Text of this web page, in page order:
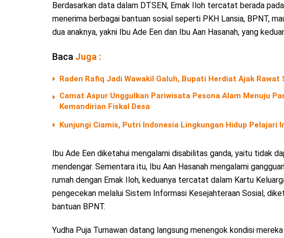
Berdasarkan data dalam DTSEN, Emak Iloh tercatat berada
menerima berbagai bantuan sosial seperti PKH Lansia, BPNT,
dua anaknya, yakni Ibu Ade Een dan Ibu Aan Hasanah, yang
Baca Juga :
Raden Rafiq Jadi Wawakil Galuh, Bupati Herdiat Ajak Rawat
Camat Aspur Unggulkan Pariwisata Pesona Alam Menuju
Kemandirian Fiskal Desa
Kunjungi Ciamis, Putri Indonesia Lingkungan Hidup Pelajari
Ibu Ade Een diketahui mengalami disabilitas ganda, yaitu tidak
mendengar. Sementara itu, Ibu Aan Hasanah mengalami
rumah dengan Emak Iloh, keduanya tercatat dalam Kartu
pengecekan melalui Sistem Informasi Kesejahteraan Sosial,
bantuan BPNT.
Yudha Puja Turnawan datang langsung menengok kondisi